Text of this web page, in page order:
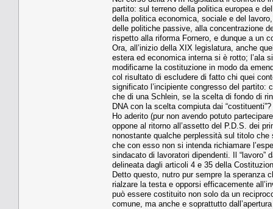
partito: sul terreno della politica europea e
della politica economica, sociale e del
delle politiche passive, alla concentrazione
rispetto alla riforma Fornero, e dunque a un
Ora, all’inizio della XIX legislatura, anche
estera ed economica interna si è rotto; l’ala
modificarne la costituzione in modo da
col risultato di escludere di fatto chi quei
significato l’incipiente congresso del
che di una Schlein, se la scelta di fondo di
DNA con la scelta compiuta dai “costituenti”?
Ho aderito (pur non avendo potuto
oppone al ritorno all’assetto del P.D.S. dei
nonostante qualche perplessità sul titolo
che con esso non si intenda richiamare
sindacato di lavoratori dipendenti. Il “lavoro”
delineata dagli articoli 4 e 35 della
Detto questo, nutro pur sempre la speranza
rialzare la testa e opporsi efficacemente
può essere costituito non solo da un
comune, ma anche e soprattutto